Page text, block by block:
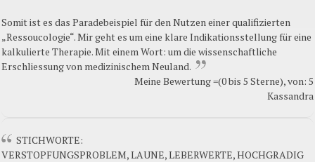
Somit ist es das Paradebeispiel für den Nutzen einer qualifizierten
„Ressoucologie“. Mir geht es um eine klare Indikationsstellung für eine
kalkulierte Therapie. Mit einem Wort: um die wissenschaftliche
Erschliessung von medizinischem Neuland.
Meine Bewertung =(0 bis 5 Sterne), von: 5
Kassandra
STICHWORTE:
VERSTOPFUNGSPROBLEM, LAUNE, LEBERWERTE, HOCHGRADIG